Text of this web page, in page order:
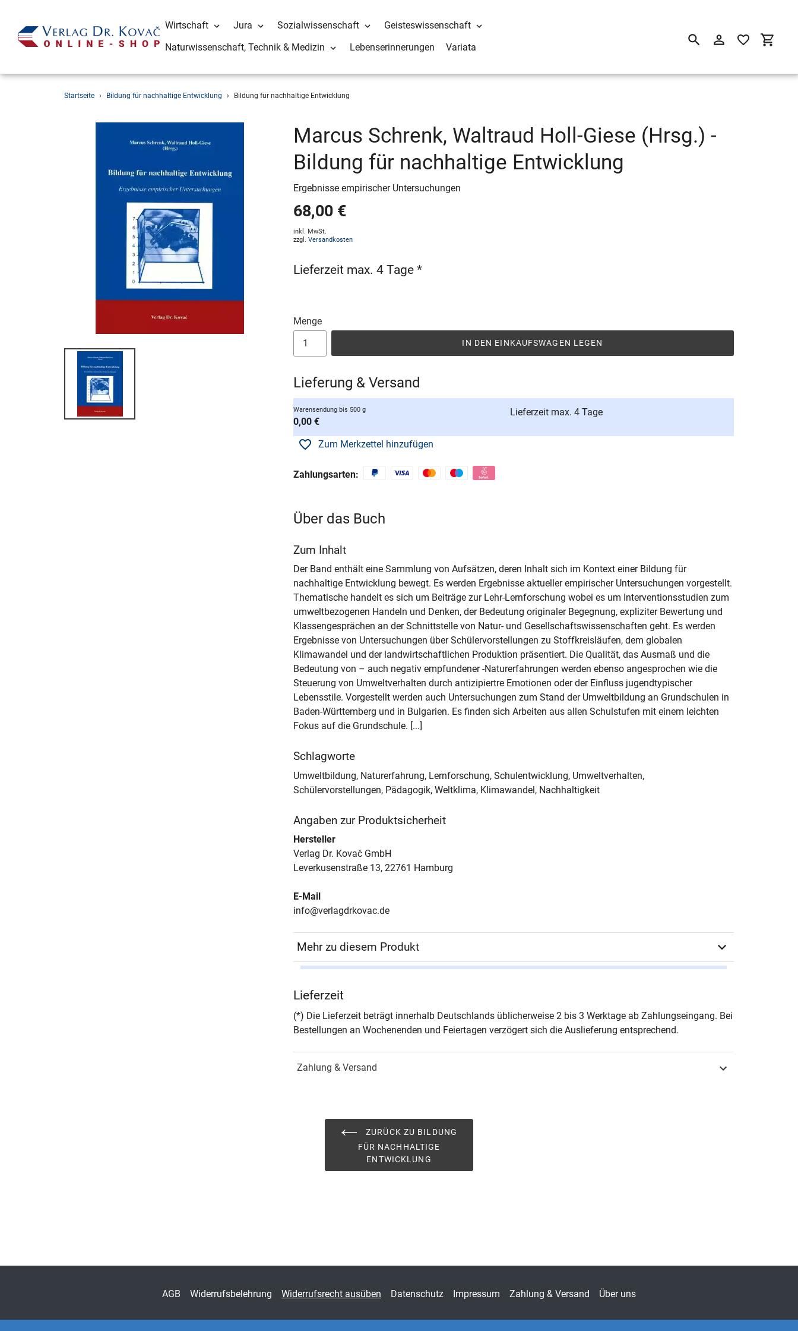
Wirtschaft Jura Sozialwissenschaft
Geisteswissenschaft
Naturwissenschaft, Technik & Medizin
Lebenserinnerungen Variata SuchenEinloggen
Startseite › Bildung für nachhaltige Entwicklung › Bildung für nachhaltige Entwicklung
Marcus Schrenk, Waltraud Holl-Giese (Hrsg.) -
Bildung für nachhaltige Entwicklung
Ergebnisse empirischer Untersuchungen
68,00 €
inkl. MwSt.
zzgl. Versandkosten
Lieferzeit max. 4 Tage *
Menge
IN DEN EINKAUFSWAGEN LEGEN
Lieferung & Versand
Warensendung bis 500 g
0,00 €
Lieferzeit max. 4 Tage
Zum Merkzettel hinzufügen
Zahlungsarten:
Über das Buch
Zum Inhalt
Der Band enthält eine Sammlung von Aufsätzen, deren Inhalt sich im Kontext einer Bildung für
nachhaltige Entwicklung bewegt. Es werden Ergebnisse aktueller empirischer Untersuchungen vorgestellt.
Thematische handelt es sich um Beiträge zur Lehr-Lernforschung wobei es um Interventionsstudien zum
umweltbezogenen Handeln und Denken, der Bedeutung originaler Begegnung, expliziter Bewertung und
Klassengesprächen an der Schnittstelle von Natur- und Gesellschaftswissenschaften geht. Es werden
Ergebnisse von Untersuchungen über Schülervorstellungen zu Stoffkreisläufen, dem globalen
Klimawandel und der landwirtschaftlichen Produktion präsentiert. Die Qualität, das Ausmaß und die
Bedeutung von – auch negativ empfundener -Naturerfahrungen werden ebenso angesprochen wie die
Steuerung von Umweltverhalten durch antizipiertre Emotionen oder der Einfluss jugendtypischer
Lebensstile. Vorgestellt werden auch Untersuchungen zum Stand der Umweltbildung an Grundschulen in
Baden-Württemberg und in Bulgarien. Es finden sich Arbeiten aus allen Schulstufen mit einem leichten
Fokus auf die Grundschule. [...]
Schlagworte
Umweltbildung, Naturerfahrung, Lernforschung, Schulentwicklung, Umweltverhalten,
Schülervorstellungen, Pädagogik, Weltklima, Klimawandel, Nachhaltigkeit
Angaben zur Produktsicherheit
Hersteller
Verlag Dr. Kovač GmbH
Leverkusenstraße 13, 22761 Hamburg
E-Mail
info@verlagdrkovac.de
Mehr zu diesem Produkt
Seiten 256
ISBN
Schriftenreihe
Lieferzeit
(*) Die Lieferzeit beträgt innerhalb Deutschlands üblicherweise 2 bis 3 Werktage ab Zahlungseingang. Bei
Bestellungen an Wochenenden und Feiertagen verzögert sich die Auslieferung entsprechend.
Zahlung & Versand
ZURÜCK ZU BILDUNG
FÜR NACHHALTIGE
ENTWICKLUNG
AGB Widerrufsbelehrung Widerrufsrecht ausüben Datenschutz Impressum Zahlung & Versand Über uns